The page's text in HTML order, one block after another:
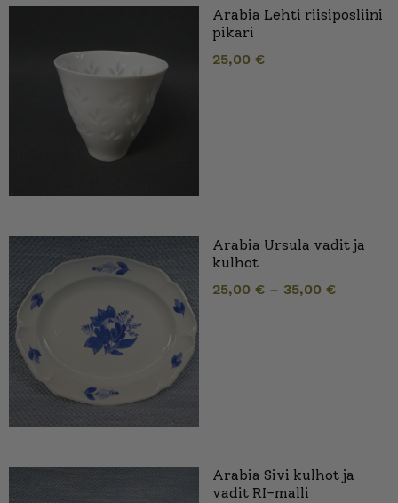
Arabia Lehti riisiposliini
pikari
25,00 €
Arabia Ursula vadit ja
kulhot
25,00 € – 35,00 €
Arabia Sivi kulhot ja
vadit RI-malli